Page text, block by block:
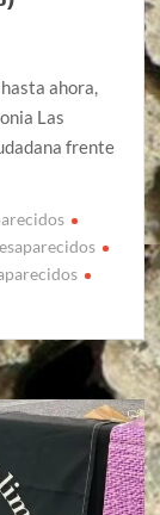
ahora,
Las
frente